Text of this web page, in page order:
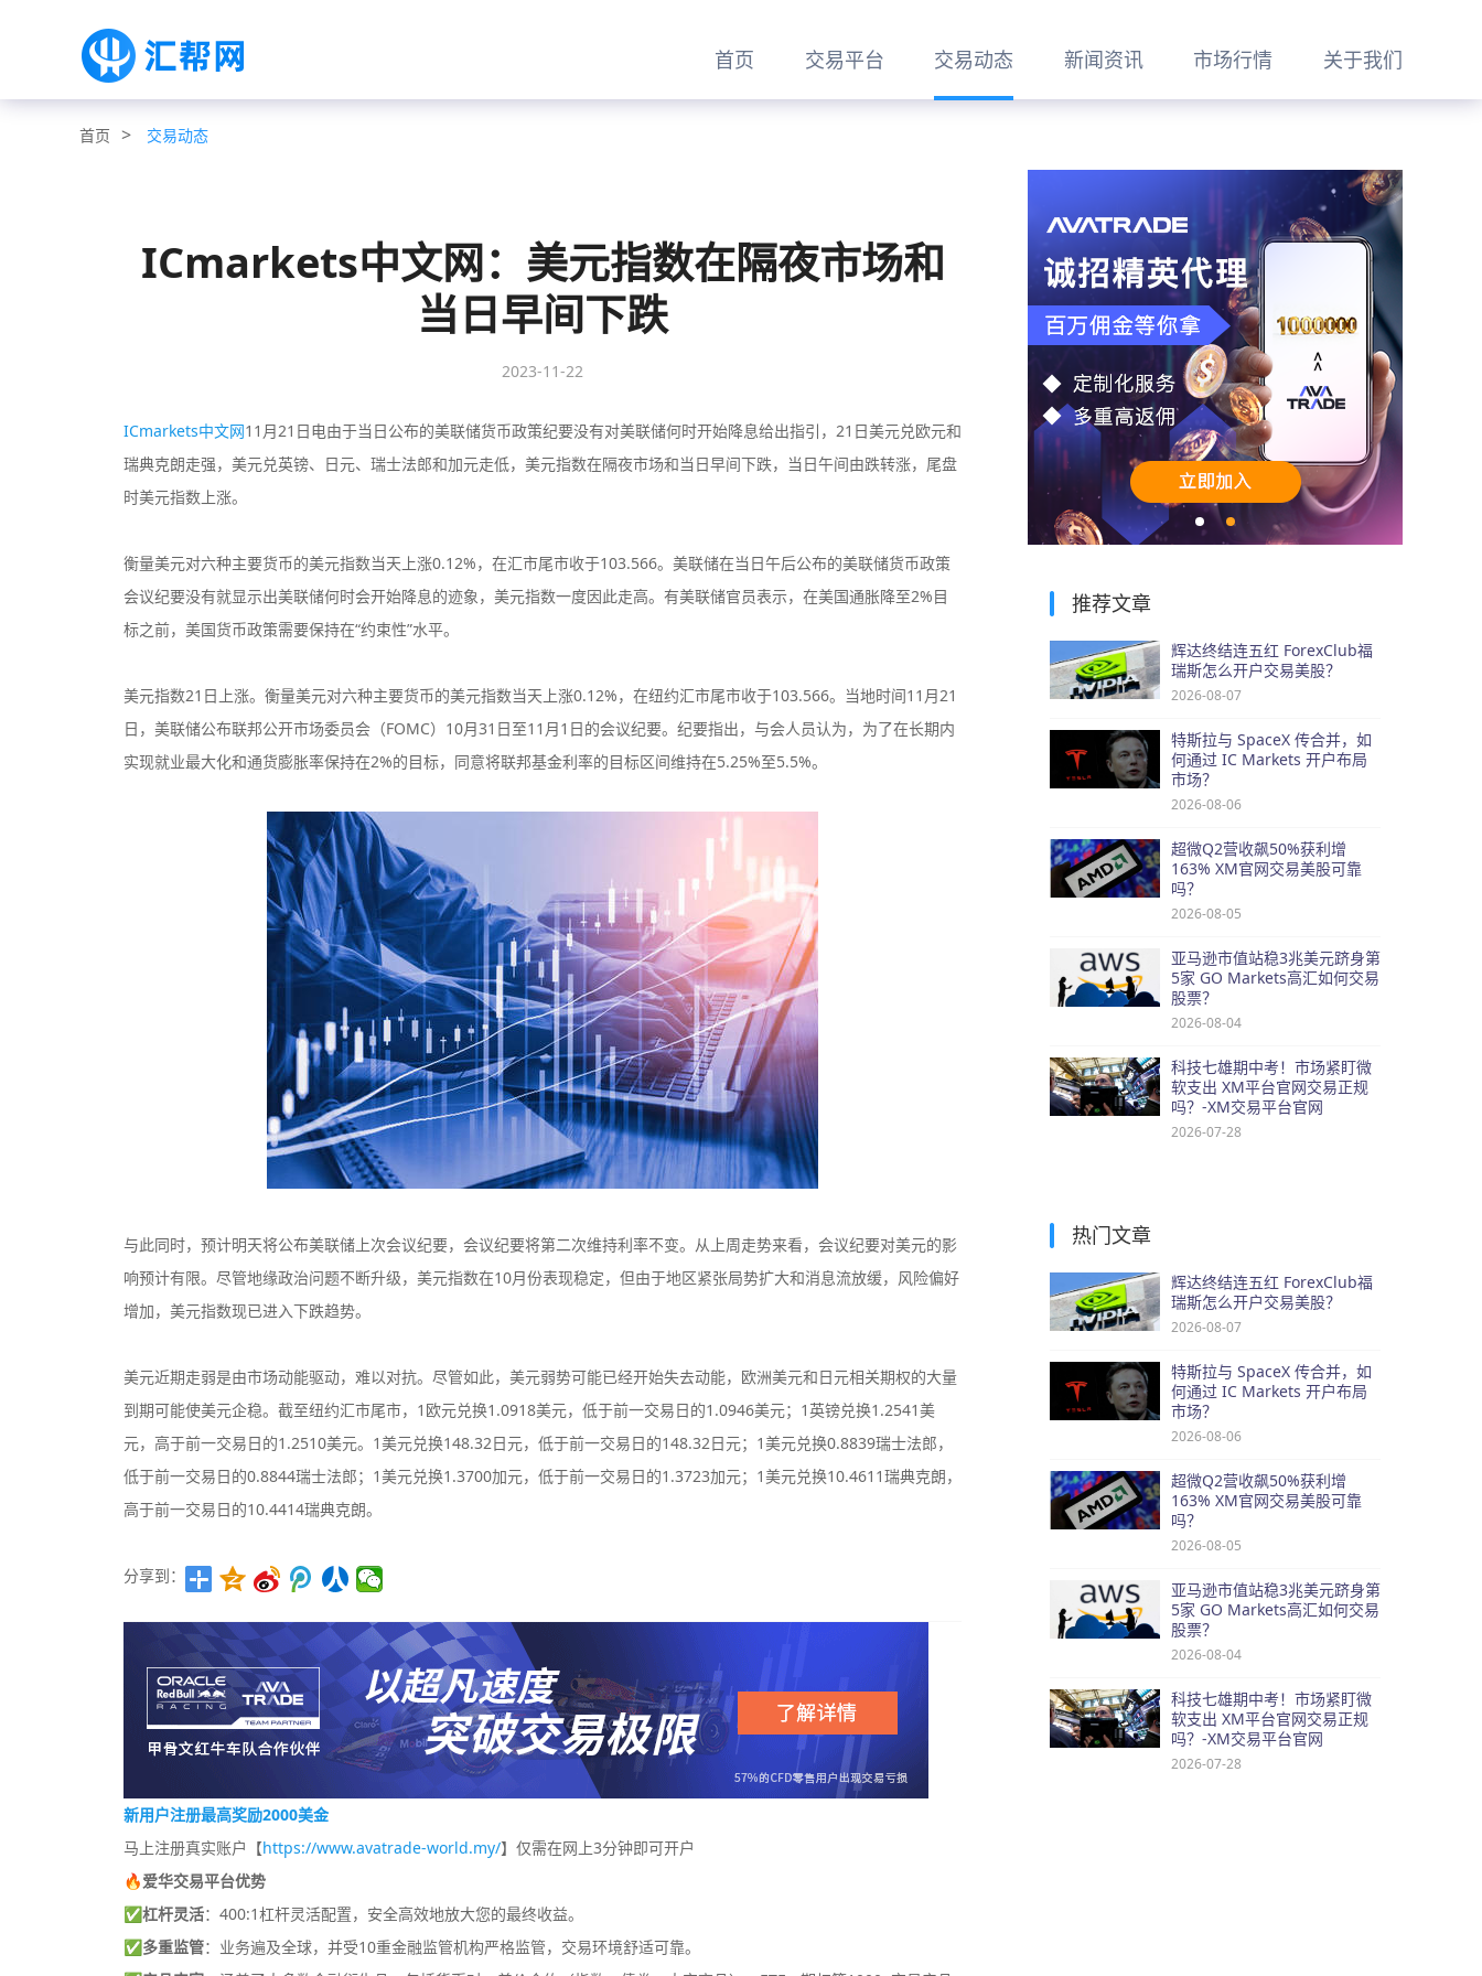
首页 交易平台 交易动态 新闻资讯 市场行情 关于我们
首页 > 交易动态
ICmarkets中文网：美元指数在隔夜市场和
当日早间下跌
2023-11-22
ICmarkets中文网11月21日电由于当日公布的美联储货币政策纪要没有对美联储何时开始降息给出指引，21日美元兑欧元和
瑞典克朗走强，美元兑英镑、日元、瑞士法郎和加元走低，美元指数在隔夜市场和当日早间下跌，当日午间由跌转涨，尾盘
时美元指数上涨。
衡量美元对六种主要货币的美元指数当天上涨0.12%，在汇市尾市收于103.566。美联储在当日午后公布的美联储货币政策
会议纪要没有就显示出美联储何时会开始降息的迹象，美元指数一度因此走高。有美联储官员表示，在美国通胀降至2%目
标之前，美国货币政策需要保持在“约束性”水平。
美元指数21日上涨。衡量美元对六种主要货币的美元指数当天上涨0.12%，在纽约汇市尾市收于103.566。当地时间11月21
日，美联储公布联邦公开市场委员会（FOMC）10月31日至11月1日的会议纪要。纪要指出，与会人员认为，为了在长期内
实现就业最大化和通货膨胀率保持在2%的目标，同意将联邦基金利率的目标区间维持在5.25%至5.5%。
与此同时，预计明天将公布美联储上次会议纪要，会议纪要将第二次维持利率不变。从上周走势来看，会议纪要对美元的影
响预计有限。尽管地缘政治问题不断升级，美元指数在10月份表现稳定，但由于地区紧张局势扩大和消息流放缓，风险偏好
增加，美元指数现已进入下跌趋势。
美元近期走弱是由市场动能驱动，难以对抗。尽管如此，美元弱势可能已经开始失去动能，欧洲美元和日元相关期权的大量
到期可能使美元企稳。截至纽约汇市尾市，1欧元兑换1.0918美元，低于前一交易日的1.0946美元；1英镑兑换1.2541美
元，高于前一交易日的1.2510美元。1美元兑换148.32日元，低于前一交易日的148.32日元；1美元兑换0.8839瑞士法郎，
低于前一交易日的0.8844瑞士法郎；1美元兑换1.3700加元，低于前一交易日的1.3723加元；1美元兑换10.4611瑞典克朗，
高于前一交易日的10.4414瑞典克朗。
分享到：
新用户注册最高奖励2000美金
马上注册真实账户【https://www.avatrade-world.my/】仅需在网上3分钟即可开户
🔥爱华交易平台优势
✅杠杆灵活：400:1杠杆灵活配置，安全高效地放大您的最终收益。
✅多重监管：业务遍及全球，并受10重金融监管机构严格监管，交易环境舒适可靠。
推荐文章
辉达终结连五红 ForexClub福
瑞斯怎么开户交易美股？
2026-08-07
特斯拉与 SpaceX 传合并，如
何通过 IC Markets 开户布局
市场？
2026-08-06
超微Q2营收飙50%获利增
163% XM官网交易美股可靠
吗？
2026-08-05
亚马逊市值站稳3兆美元跻身第
5家 GO Markets高汇如何交易
股票？
2026-08-04
科技七雄期中考！市场紧盯微
软支出 XM平台官网交易正规
吗？-XM交易平台官网
2026-07-28
热门文章
辉达终结连五红 ForexClub福
瑞斯怎么开户交易美股？
2026-08-07
特斯拉与 SpaceX 传合并，如
何通过 IC Markets 开户布局
市场？
2026-08-06
超微Q2营收飙50%获利增
163% XM官网交易美股可靠
吗？
2026-08-05
亚马逊市值站稳3兆美元跻身第
5家 GO Markets高汇如何交易
股票？
2026-08-04
科技七雄期中考！市场紧盯微
软支出 XM平台官网交易正规
吗？-XM交易平台官网
2026-07-28